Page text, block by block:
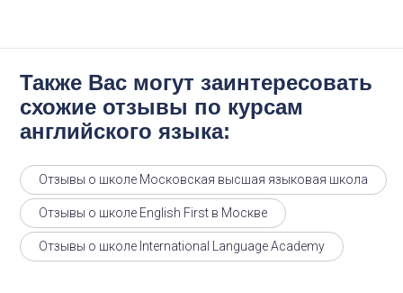
Также Вас могут заинтересовать
схожие отзывы по курсам
английского языка:
Отзывы о школе Московская высшая языковая школа
Отзывы о школе English First в Москве
Отзывы о школе International Language Academy